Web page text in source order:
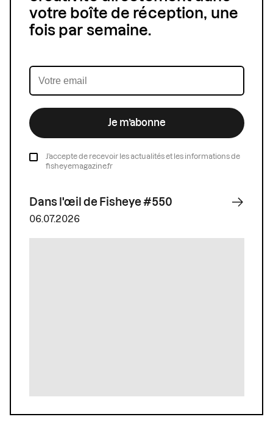
votre boîte de réception, une
fois par semaine.
Je m’abonne
J’accepte de recevoir les actualités et les informations de
fisheyemagazine.fr
Dans l'œil de Fisheye #550
06.07.2026